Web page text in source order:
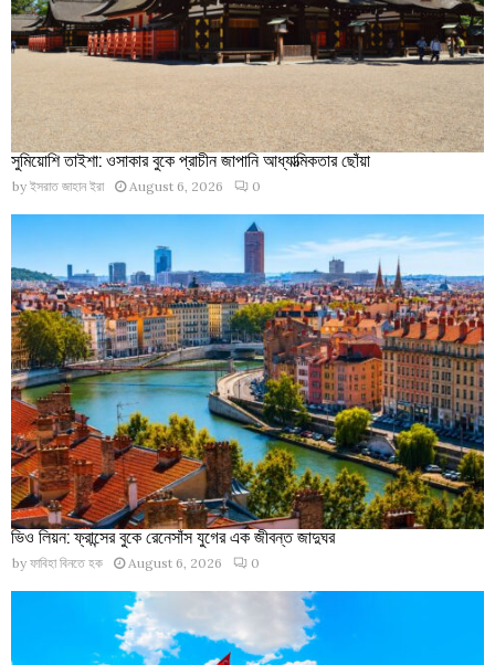
সুমিয়োশি তাইশা: ওসাকার বুকে প্রাচীন জাপানি আধ্যাত্মিকতার ছোঁয়া
by ইসরাত জাহান ইরা August 6, 2026 0
ভিও লিয়ন: ফ্রান্সের বুকে রেনেসাঁস যুগের এক জীবন্ত জাদুঘর
by ফাবিহা বিনতে হক August 6, 2026 0